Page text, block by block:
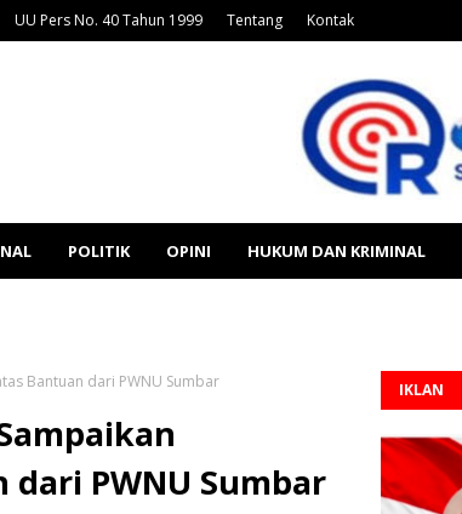
UU Pers No. 40 Tahun 1999 Tentang Kontak
POLITIK OPINI HUKUM DAN KRIMINAL
Bantuan dari PWNU Sumbar
PWNU Sumbar
IKLAN